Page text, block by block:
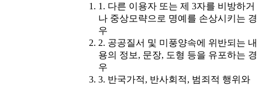
1. 다른 이용자 또는 제 3자를 비방하거
나 중상모략으로 명예를 손상시키는 경
우
2. 공공질서 및 미풍양속에 위반되는 내
용의 정보, 문장, 도형 등을 유포하는 경
우
3. 반국가적, 반사회적, 범죄적 행위와